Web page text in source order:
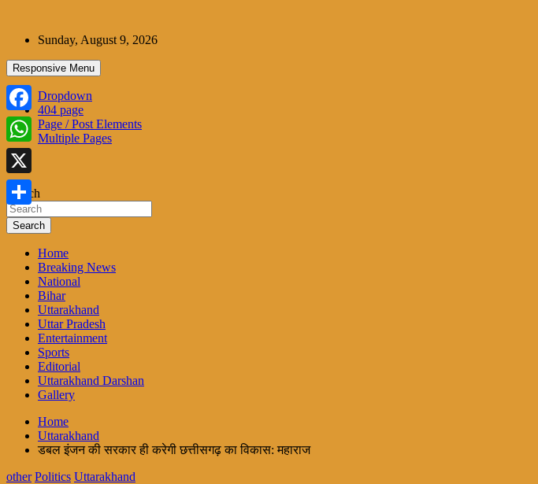
contentSunday, August 9, 2026
Responsive Menu
Dropdown
404 page
Page / Post Elements
Multiple Pages
Search
Search
Home
Breaking News
National
Bihar
Uttarakhand
Uttar Pradesh
Entertainment
Sports
Editorial
Uttarakhand Darshan
Gallery
Home
Uttarakhand
डबल इंजन की सरकार ही करेगी छत्तीसगढ़ का विकास: महाराज
other Politics Uttarakhand
Facebook
WhatsApp
X
Share